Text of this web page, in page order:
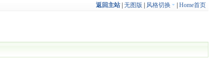
返回主站| 无图版 风格切换 Home首页